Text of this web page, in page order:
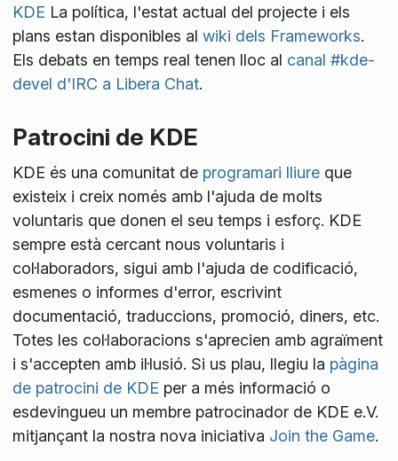
KDE La política, l'estat actual del projecte i els
plans estan disponibles al wiki dels Frameworks.
Els debats en temps real tenen lloc al canal #kde-
devel d'IRC a Libera Chat.
Patrocini de KDE
KDE és una comunitat de programari lliureque
existeix i creix només amb l'ajuda de molts
voluntaris que donen el seu temps i esforç. KDE
sempre està cercant nous voluntaris i
col·laboradors, sigui amb l'ajuda de codificació,
esmenes o informes d'error, escrivint
documentació, traduccions, promoció, diners, etc.
Totes les col·laboracions s'aprecien amb agraïment
i s'accepten amb il·lusió. Si us plau, llegiu la pàgina
de patrocini de KDE per a més informació o
esdevingueu un membre patrocinador de KDE e.V.
mitjançant la nostra nova iniciativa Join the Game.